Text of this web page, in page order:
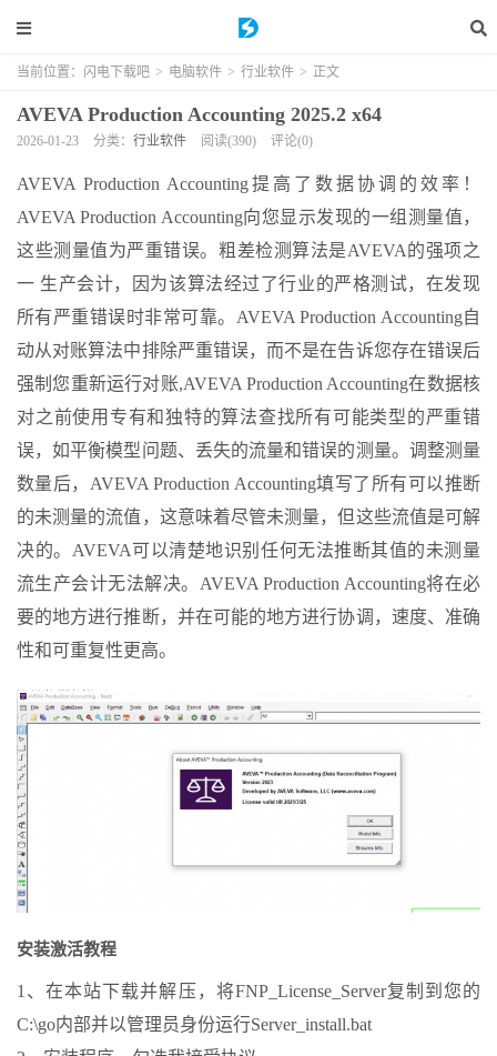
当前位置： 闪电下载吧 > 电脑软件 > 行业软件 > 正文
AVEVA Production Accounting 2025.2 x64
2026-01-23 分类： 行业软件 阅读(390) 评论(0)
AVEVA Production Accounting提高了数据协调的效率！
AVEVA Production Accounting向您显示发现的一组测量值，
这些测量值为严重错误。粗差检测算法是AVEVA的强项之
一 生产会计，因为该算法经过了行业的严格测试，在发现
所有严重错误时非常可靠。AVEVA Production Accounting自
动从对账算法中排除严重错误，而不是在告诉您存在错误后
强制您重新运行对账,AVEVA Production Accounting在数据核
对之前使用专有和独特的算法查找所有可能类型的严重错
误，如平衡模型问题、丢失的流量和错误的测量。调整测量
数量后，AVEVA Production Accounting填写了所有可以推断
的未测量的流值，这意味着尽管未测量，但这些流值是可解
决的。AVEVA可以清楚地识别任何无法推断其值的未测量
流生产会计无法解决。AVEVA Production Accounting将在必
要的地方进行推断，并在可能的地方进行协调，速度、准确
性和可重复性更高。
安装激活教程
1、在本站下载并解压，将FNP_License_Server复制到您的
C:\go内部并以管理员身份运行Server_install.bat